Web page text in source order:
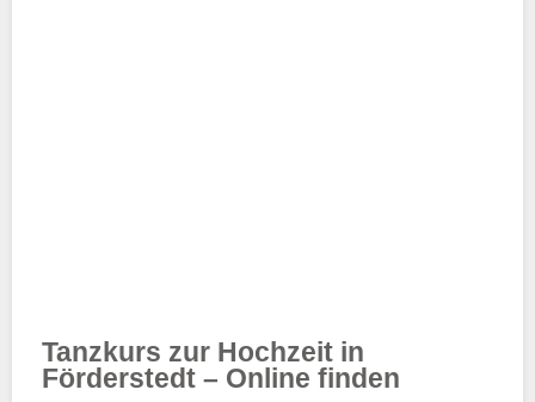
Tanzkurs zur Hochzeit in
Förderstedt – Online finden